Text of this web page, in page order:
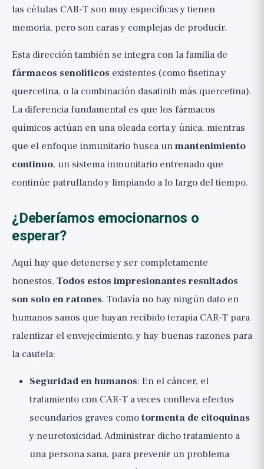
las células CAR-T son muy específicas y tienen
memoria, pero son caras y complejas de producir.
Esta dirección también se integra con la familia de
fármacos senolíticos existentes (como fisetina y
quercetina, o la combinación dasatinib más quercetina).
La diferencia fundamental es que los fármacos
químicos actúan en una oleada corta y única, mientras
que el enfoque inmunitario busca unmantenimiento
continuo, un sistema inmunitario entrenado que
continúe patrullando y limpiando a lo largo del tiempo.
¿Deberíamos emocionarnos o
esperar?
Aquí hay que detenerse y ser completamente
honestos. Todos estos impresionantes resultados
son solo en ratones. Todavía no hay ningún dato en
humanos sanos que hayan recibido terapia CAR-T para
ralentizar el envejecimiento, y hay buenas razones para
la cautela:
Seguridad en humanos: En el cáncer, el
tratamiento con CAR-T a veces conlleva efectos
secundarios graves comotormenta de citoquinas
y neurotoxicidad. Administrar dicho tratamiento a
una persona sana, para prevenir un problema